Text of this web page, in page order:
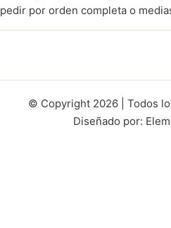
pedir por orden completa o
© Copyright 2026 | Todos
Diseñado por: